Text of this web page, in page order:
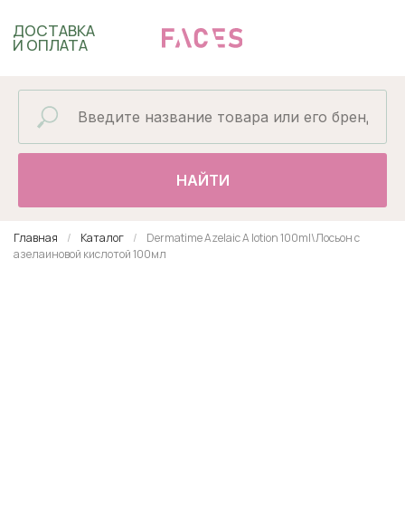
И ОПЛАТА
НАЙТИ
Главная Каталог
Dermatime Azelaic A lotion 100ml\Лосьон с
азелаиновой кислотой 100мл